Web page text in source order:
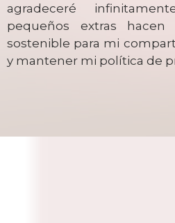
agradeceré
pequeños extras
sostenible para mi
y mantener mi política de